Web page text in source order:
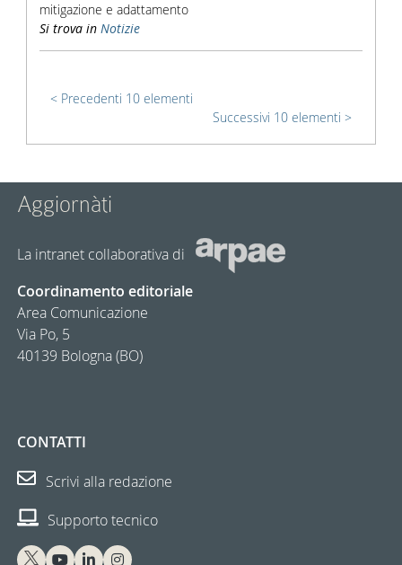
mitigazione e adattamento
Si trova in Notizie
Precedenti 10 elementi
Successivi 10 elementi
Aggiornàti
La intranet collaborativa di
Coordinamento editoriale
Area Comunicazione
Via Po, 5
40139 Bologna (BO)
CONTATTI
Scrivi alla redazione
Supporto tecnico